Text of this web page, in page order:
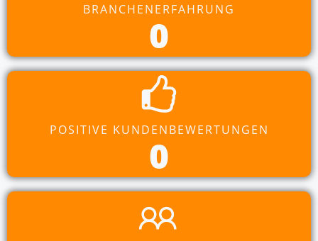
BRANCHENERFAHRUNG
0
POSITIVE KUNDENBEWERTUNGEN
0